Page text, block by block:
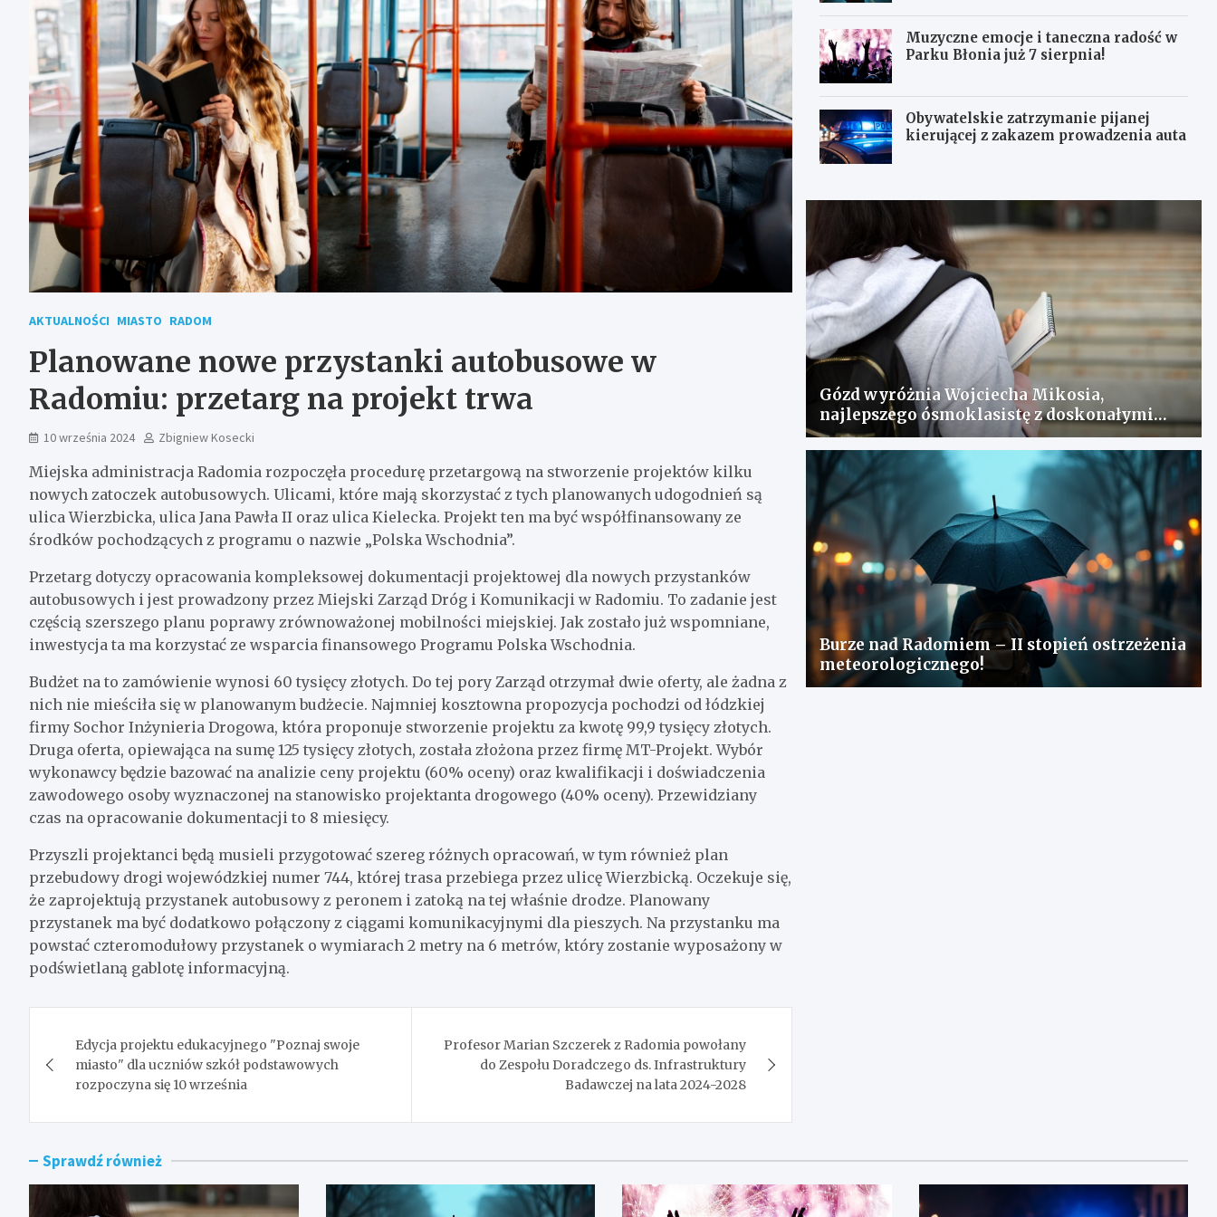
AKTUALNOŚCI MIASTO RADOM
Planowane nowe przystanki autobusowe w
Radomiu: przetarg na projekt trwa
10 września 2024 Zbigniew Kosecki
Miejska administracja Radomia rozpoczęła procedurę przetargową na stworzenie projektów kilku
nowych zatoczek autobusowych. Ulicami, które mają skorzystać z tych planowanych udogodnień są
ulica Wierzbicka, ulica Jana Pawła II oraz ulica Kielecka. Projekt ten ma być współfinansowany ze
środków pochodzących z programu o nazwie „Polska Wschodnia”.
Przetarg dotyczy opracowania kompleksowej dokumentacji projektowej dla nowych przystanków
autobusowych i jest prowadzony przez Miejski Zarząd Dróg i Komunikacji w Radomiu. To zadanie jest
częścią szerszego planu poprawy zrównoważonej mobilności miejskiej. Jak zostało już wspomniane,
inwestycja ta ma korzystać ze wsparcia finansowego Programu Polska Wschodnia.
Budżet na to zamówienie wynosi 60 tysięcy złotych. Do tej pory Zarząd otrzymał dwie oferty, ale żadna z
nich nie mieściła się w planowanym budżecie. Najmniej kosztowna propozycja pochodzi od łódzkiej
firmy Sochor Inżynieria Drogowa, która proponuje stworzenie projektu za kwotę 99,9 tysięcy złotych.
Druga oferta, opiewająca na sumę 125 tysięcy złotych, została złożona przez firmę MT-Projekt. Wybór
wykonawcy będzie bazować na analizie ceny projektu (60% oceny) oraz kwalifikacji i doświadczenia
zawodowego osoby wyznaczonej na stanowisko projektanta drogowego (40% oceny). Przewidziany
czas na opracowanie dokumentacji to 8 miesięcy.
Przyszli projektanci będą musieli przygotować szereg różnych opracowań, w tym również plan
przebudowy drogi wojewódzkiej numer 744, której trasa przebiega przez ulicę Wierzbicką. Oczekuje się,
że zaprojektują przystanek autobusowy z peronem i zatoką na tej właśnie drodze. Planowany
przystanek ma być dodatkowo połączony z ciągami komunikacyjnymi dla pieszych. Na przystanku ma
powstać czteromodułowy przystanek o wymiarach 2 metry na 6 metrów, który zostanie wyposażony w
podświetlaną gablotę informacyjną.
wpisu
Edycja projektu edukacyjnego "Poznaj swoje
miasto" dla uczniów szkół podstawowych
rozpoczyna się 10 września
Profesor Marian Szczerek z Radomia powołany
do Zespołu Doradczego ds. Infrastruktury
Badawczej na lata 2024-2028
Muzyczne emocje i taneczna radość w
Parku Błonia już 7 sierpnia!
Obywatelskie zatrzymanie pijanej
kierującej z zakazem prowadzenia auta
Gózd wyróżnia Wojciecha Mikosia,
najlepszego ósmoklasistę z doskonałymi
wynikami!
Burze nad Radomiem – II stopień ostrzeżenia
meteorologicznego!
Sprawdź również